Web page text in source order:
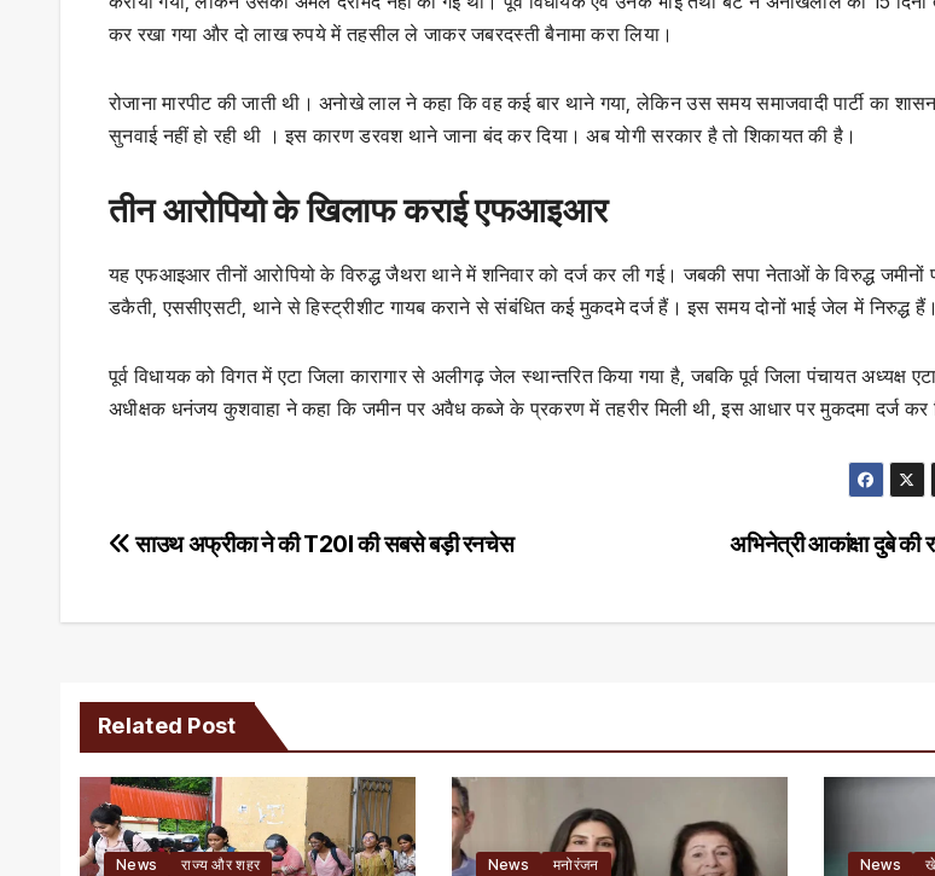
कर रखा गया और दो लाख रुपये में तहसील ले जाकर जबरदस्ती बैनामा करा लिया।
रोजाना मारपीट की जाती थी। अनोखे लाल ने कहा कि वह कई बार थाने गया, लेकिन उस समय समाजवादी पार्टी का
सुनवाई नहीं हो रही थी । इस कारण डरवश थाने जाना बंद कर दिया। अब योगी सरकार है तो शिकायत की है।
तीन आरोपियो के खिलाफ कराई एफआइआर
यह एफआइआर तीनों आरोपियो के विरुद्ध जैथरा थाने में शनिवार को दर्ज कर ली गई। जबकी सपा नेताओं के विरुद्ध
डकैती, एससीएसटी, थाने से हिस्ट्रीशीट गायब कराने से संबंधित कई मुकदमे दर्ज हैं। इस समय दोनों भाई जेल में निरुद्ध हैं।
पूर्व विधायक को विगत में एटा जिला कारागार से अलीगढ़ जेल स्थान्तरित किया गया है, जबकि पूर्व जिला पंचायत अध्यक्ष
अधीक्षक धनंजय कुशवाहा ने कहा कि जमीन पर अवैध कब्जे के प्रकरण में तहरीर मिली थी, इस आधार पर मुकदमा दर्ज कर
Post
अभिनेत्री आकांक्षा दुबे की
साउथ अफ्रीका ने की T20I की सबसे बड़ी रनचेस
Related Post
News राज्य और शहर News मनोरंजन News